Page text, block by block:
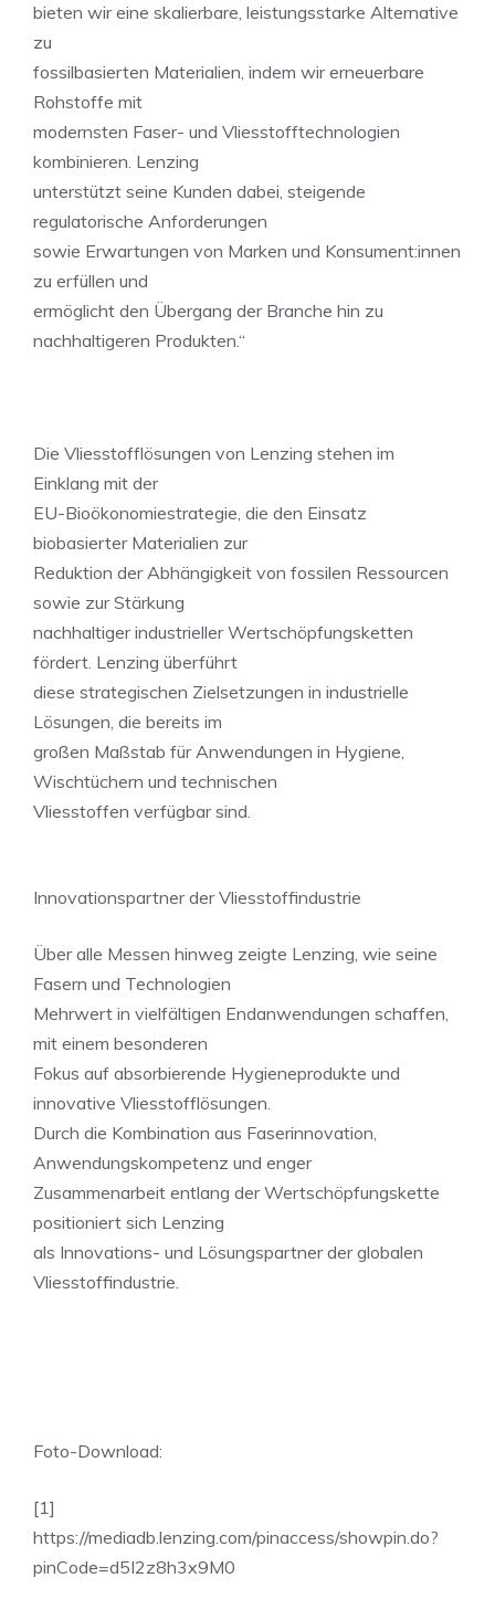
bieten wir eine skalierbare, leistungsstarke Alternative
zu
fossilbasierten Materialien, indem wir erneuerbare
Rohstoffe mit
modernsten Faser- und Vliesstofftechnologien
kombinieren. Lenzing
unterstützt seine Kunden dabei, steigende
regulatorische Anforderungen
sowie Erwartungen von Marken und Konsument:innen
zu erfüllen und
ermöglicht den Übergang der Branche hin zu
nachhaltigeren Produkten.“
Die Vliesstofflösungen von Lenzing stehen im
Einklang mit der
EU-Bioökonomiestrategie, die den Einsatz
biobasierter Materialien zur
Reduktion der Abhängigkeit von fossilen Ressourcen
sowie zur Stärkung
nachhaltiger industrieller Wertschöpfungsketten
fördert. Lenzing überführt
diese strategischen Zielsetzungen in industrielle
Lösungen, die bereits im
großen Maßstab für Anwendungen in Hygiene,
Wischtüchern und technischen
Vliesstoffen verfügbar sind.
Innovationspartner der Vliesstoffindustrie
Über alle Messen hinweg zeigte Lenzing, wie seine
Fasern und Technologien
Mehrwert in vielfältigen Endanwendungen schaffen,
mit einem besonderen
Fokus auf absorbierende Hygieneprodukte und
innovative Vliesstofflösungen.
Durch die Kombination aus Faserinnovation,
Anwendungskompetenz und enger
Zusammenarbeit entlang der Wertschöpfungskette
positioniert sich Lenzing
als Innovations- und Lösungspartner der globalen
Vliesstoffindustrie.
Foto-Download:
[1]
https://mediadb.lenzing.com/pinaccess/showpin.do?
pinCode=d5I2z8h3x9M0